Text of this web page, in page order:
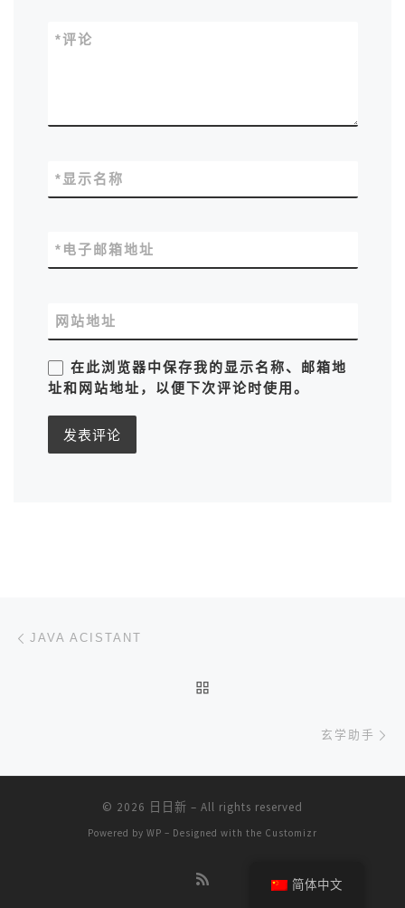
评论
*
显示名称
*
电子邮箱地址
*
网站地址
在此浏览器中保存我的显示名称、邮箱地
址和网站地址，以便下次评论时使用。
文章导航
JAVA ACISTANT
玄学助手
© 2026 日日新 – All rights reserved
Powered by WP – Designed with the Customizr
简体中文